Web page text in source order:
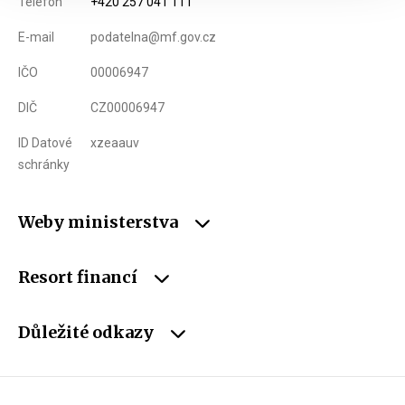
E-mail podatelna@mf.gov.cz
IČO 00006947
DIČ CZ00006947
ID Datové
schránky
xzeaauv
Weby ministerstva
Resort financí
Důležité odkazy